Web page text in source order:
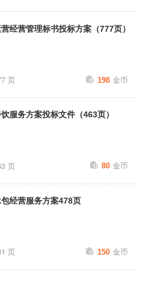
经营管理标书投标方案（777页）
页 198 金币
服务方案投标文件（463页）
页 80 金币
经营服务方案478页
页 150 金币